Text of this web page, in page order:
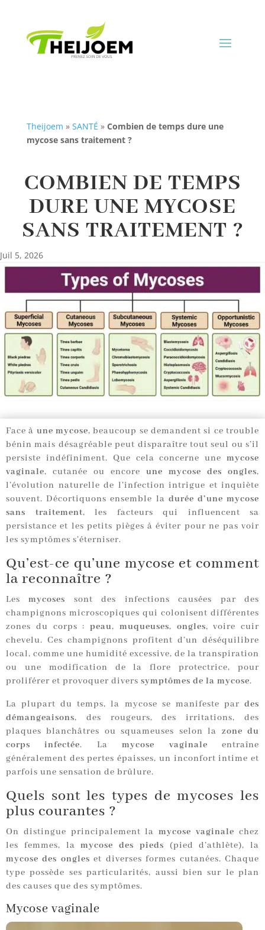
Theijoem » SANTÉ » Combien de temps dure une
mycose sans traitement ?
COMBIEN DE TEMPS
DURE UNE MYCOSE
SANS TRAITEMENT ?
Juil 5, 2026
Face à une mycose, beaucoup se demandent si ce trouble
bénin mais désagréable peut disparaître tout seul ou s’il
persiste indéfiniment. Que cela concerne une mycose
vaginale, cutanée ou encore une mycose des ongles,
l’évolution naturelle de l’infection intrigue et inquiète
souvent. Décortiquons ensemble la durée d’une mycose
sans traitement, les facteurs qui influencent sa
persistance et les petits pièges à éviter pour ne pas voir
les symptômes s’éterniser.
Qu’est-ce qu’une mycose et comment
la reconnaître ?
Lesmycoses sont des infections causées par des
champignons microscopiques qui colonisent différentes
zones du corps : peau, muqueuses, ongles, voire cuir
chevelu. Ces champignons profitent d’un déséquilibre
local, comme une humidité excessive, de la transpiration
ou une modification de la flore protectrice, pour
proliférer et provoquer divers symptômes de la mycose.
La plupart du temps, la mycose se manifeste par des
démangeaisons, des rougeurs, des irritations, des
plaques blanchâtres ou squameuses selon la zone du
corps infectée. Lamycose vaginale entraîne
généralement des pertes épaisses, un inconfort intime et
parfois une sensation de brûlure.
Quels sont les types de mycoses les
plus courantes ?
On distingue principalement lamycose vaginale chez
les femmes, lamycose des pieds (pied d’athlète), la
mycose des ongles et diverses formes cutanées. Chaque
type possède ses particularités, aussi bien sur le plan
des causes que des symptômes.
Mycose vaginale